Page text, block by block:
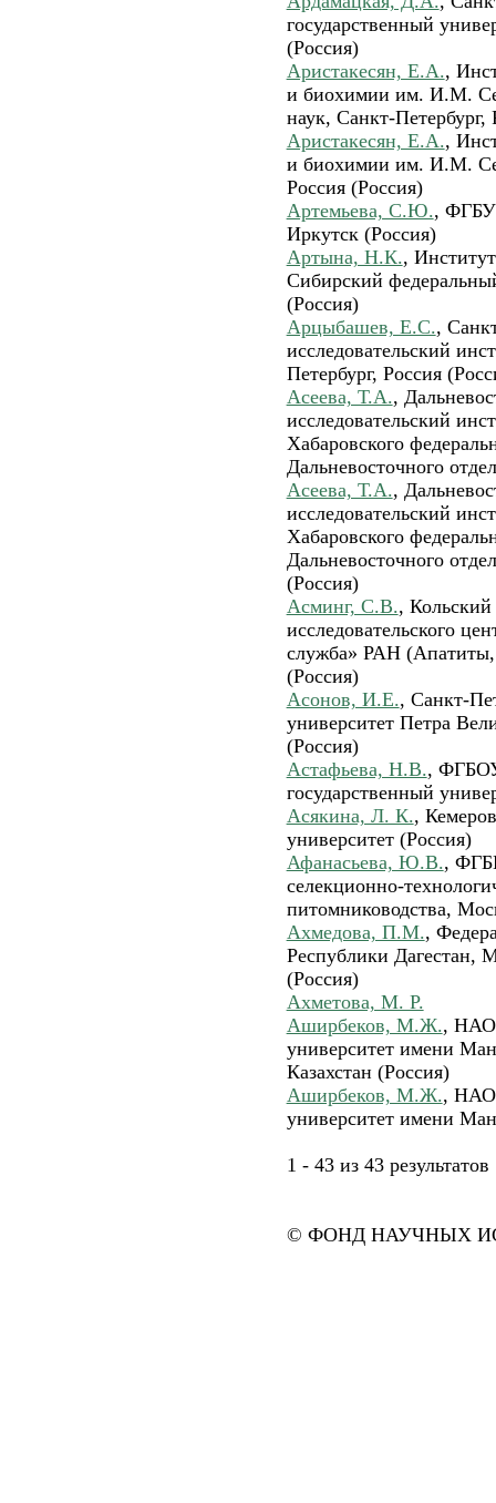
государственный
(Россия)
Аристакесян, Е.А.,
и биохимии им. И.М.
наук, Санкт-Петербург,
Аристакесян, Е.А.,
и биохимии им. И.М.
Россия (Россия)
Артемьева, С.Ю., ФГБУ
Иркутск (Россия)
Артына, Н.К.,
Сибирский
(Россия)
Арцыбашев, Е.С.,
исследовательский
Петербург, Россия
Асеева, Т.А.,
исследовательский
Хабаровского
Дальневосточного
Асеева, Т.А.,
исследовательский
Хабаровского
Дальневосточного
(Россия)
Асминг, С.В.,
исследовательского
служба» РАН
(Россия)
Асонов, И.Е., Санкт-
университет Петра
(Россия)
Астафьева, Н.В.,
государственный
Асякина, Л. К.,
университет (Россия)
Афанасьева, Ю.В.,
селекционно-
питомниководства,
Ахмедова, П.М.,
Республики Дагестан,
(Россия)
Ахметова, М. Р.
Аширбеков, М.Ж., НАО
университет имени
Казахстан (Россия)
Аширбеков, М.Ж., НАО
университет имени
1 - 43 из 43
© ФОНД НАУЧНЫХ